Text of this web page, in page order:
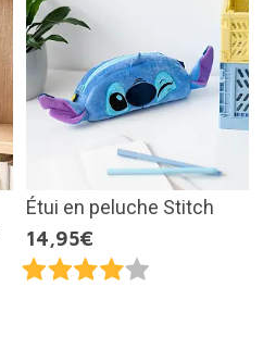
Étui en peluche Stitch
14,95€